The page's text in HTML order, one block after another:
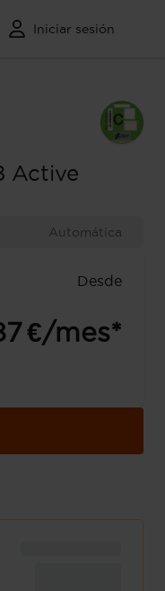
Iniciar sesión
Active
Automática
Desde
€/mes*